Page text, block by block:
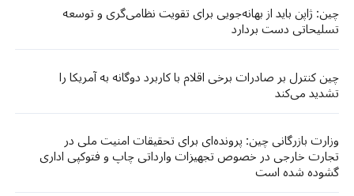
چین: ژاپن باید از بهانه‌جویی برای تقویت نظامی‌گری و توسعه
تسلیحاتی دست بردارد
چین کنترل بر صادرات برخی اقلام با کاربرد دوگانه به آمریکا را
تشدید می‌کند
وزارت بازرگانی چین: پرونده‌ای برای تحقیقات امنیت ملی در
تجارت خارجی در خصوص تجهیزات وارداتی چاپ و فتوکپی اداری
گشوده شده است